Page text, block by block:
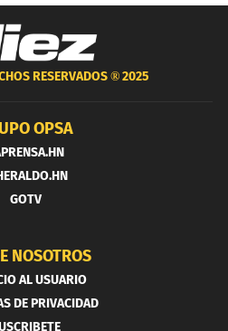
RESERVADOS ®2025
OPSA
GOTV
NOSOTROS
AL USUARIO
DE PRIVACIDAD